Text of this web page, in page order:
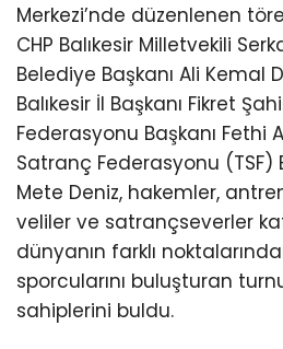
Merkezi’nde düzenlenen
CHP Balıkesir Milletvekili
Belediye Başkanı Ali Kemal
Balıkesir İl Başkanı Fikret
Federasyonu Başkanı Fethi
Satranç Federasyonu (TSF)
Mete Deniz, hakemler,
veliler ve satrançseverler
dünyanın farklı
sporcularını buluşturan
sahiplerini buldu.